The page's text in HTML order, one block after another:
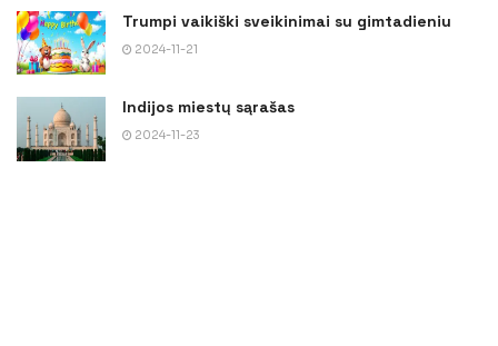
Trumpi vaikiški sveikinimai su gimtadieniu
2024-11-21
Indijos miestų sąrašas
2024-11-23